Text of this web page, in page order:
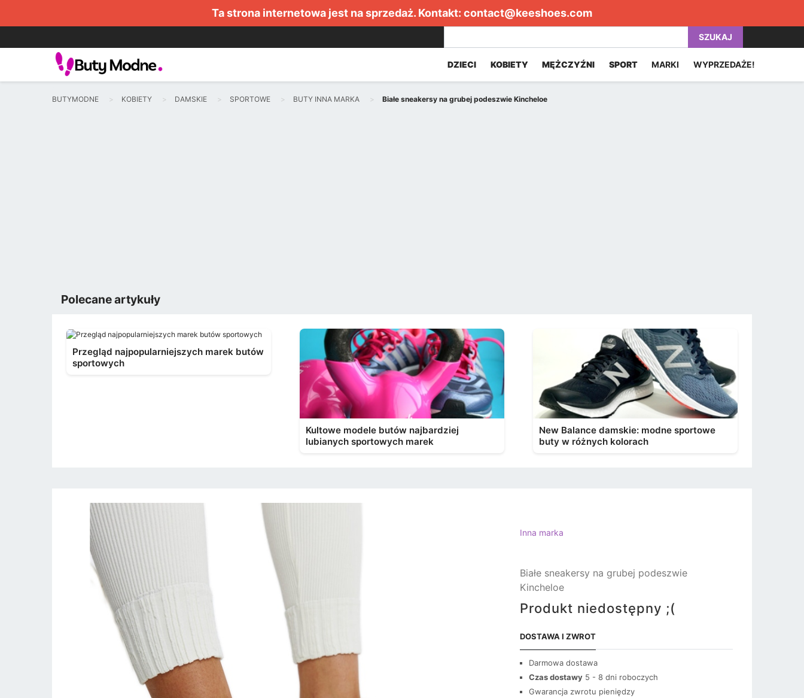
Ta strona internetowa jest na sprzedaż. Kontakt: contact@keeshoes.com
SZUKAJ
DZIECI KOBIETY MĘŻCZYŹNI SPORT MARKI WYPRZEDAŻE!
BUTYMODNE KOBIETY DAMSKIE SPORTOWE BUTY INNA MARKA Białe sneakersy na grubej podeszwie Kincheloe
Polecane artykuły
Przegląd najpopularniejszych marek butów
sportowych
Kultowe modele butów najbardziej
lubianych sportowych marek
New Balance damskie: modne sportowe
buty w różnych kolorach
Inna marka
Białe sneakersy na grubej podeszwie
Kincheloe
Produkt niedostępny ;(
DOSTAWA I ZWROT
Darmowa dostawa
Czas dostawy 5 - 8 dni roboczych
Gwarancja zwrotu pieniędzy